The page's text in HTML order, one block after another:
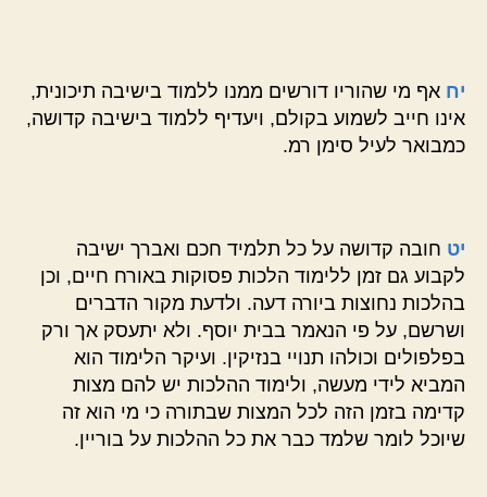
יח אף מי שהוריו דורשים ממנו ללמוד בישיבה תיכונית,
אינו חייב לשמוע בקולם, ויעדיף ללמוד בישיבה קדושה,
כמבואר לעיל סימן רמ.
יט חובה קדושה על כל תלמיד חכם ואברך ישיבה
לקבוע גם זמן ללימוד הלכות פסוקות באורח חיים, וכן
בהלכות נחוצות ביורה דעה. ולדעת מקור הדברים
ושרשם, על פי הנאמר בבית יוסף. ולא יתעסק אך ורק
בפלפולים וכולהו תנויי בנזיקין. ועיקר הלימוד הוא
המביא לידי מעשה, ולימוד ההלכות יש להם מצות
קדימה בזמן הזה לכל המצות שבתורה כי מי הוא זה
שיוכל לומר שלמד כבר את כל ההלכות על בוריין.